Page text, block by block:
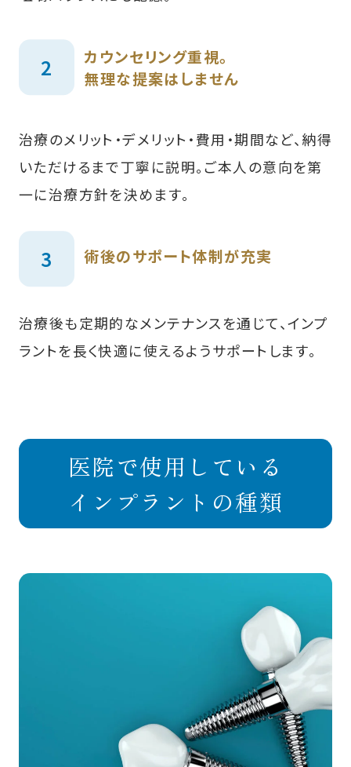
カウンセリング重視。
無理な提案はしません
治療のメリット・デメリット・費用・期間など、納得
いただけるまで丁寧に説明。ご本人の意向を第
一に治療方針を決めます。
術後のサポート体制が充実
治療後も定期的なメンテナンスを通じて、インプ
ラントを長く快適に使えるようサポートします。
医院で使用している
インプラントの種類